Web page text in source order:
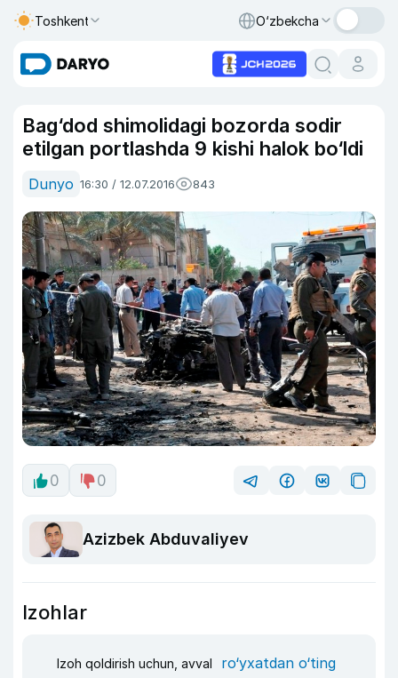
Toshkent O‘zbekcha
Bag‘dod shimolidagi bozorda sodir
etilgan portlashda 9 kishi halok bo‘ldi
Dunyo 16:30 / 12.07.2016 843
0 0
Azizbek Abduvaliyev
Izohlar
Izoh qoldirish uchun, avval ro‘yxatdan o‘ting